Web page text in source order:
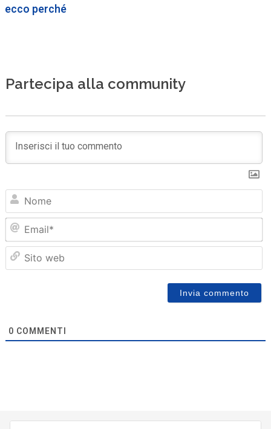
ecco perché
Partecipa alla community
0 COMMENTI